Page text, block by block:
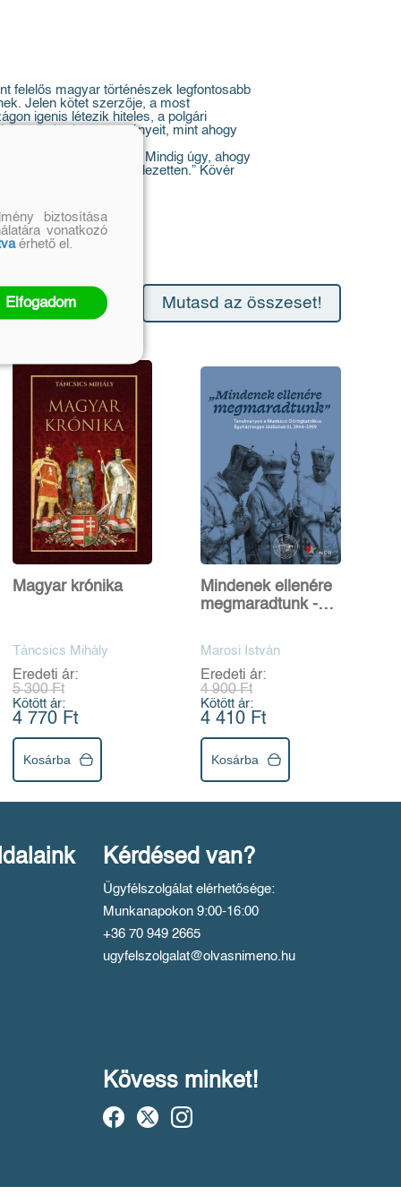
felelős magyar történészek legfontosabb
Jelen kötet szerzője, a most
igenis létezik hiteles, a polgári
a történelem eseményeit, mint ahogy
át tette a dolgát. Mindig úgy, ahogy
józanul és elkötelezetten.” Kövér
Mutasd az összeset!
Magyar krónika
Táncsics Mihály
Eredeti ár:
5 300 Ft
Kötött ár:
4 770 Ft
Kosárba
Mindenek ellenére
megmaradtunk -
Görögkatolikus
Egyházmegye
üldözéséről, 1944-
1989
Marosi István
Eredeti ár:
4 900 Ft
Kötött ár:
4 410 Ft
Kosárba
Kérdésed van?
Ügyfélszolgálat elérhetősége:
Munkanapokon 9:00-16:00
+36 70 949 2665
ugyfelszolgalat@olvasnimeno.hu
Kövess minket!
biztosítása
vonatkozó
érhető el.
Elfogadom